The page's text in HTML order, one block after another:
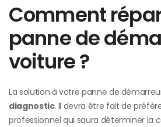
Comment
panne de
voiture ?
La solution à votre panne de
diagnostic. Il devra être fait de
professionnel qui saura déterminer la